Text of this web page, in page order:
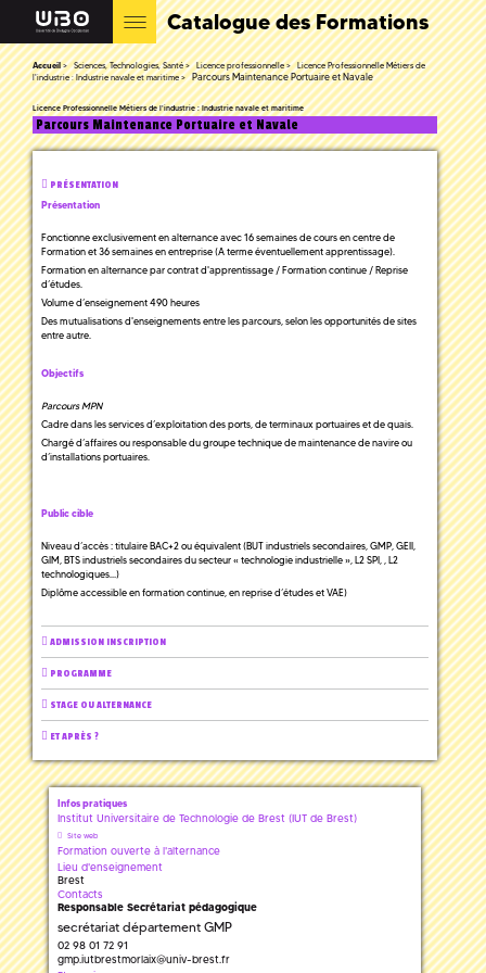
Catalogue des Formations
Accueil Sciences, Technologies, Santé Licence professionnelle
Licence Professionnelle Métiers de
l'industrie : Industrie navale et maritime
Parcours Maintenance Portuaire et Navale
Licence Professionnelle Métiers de l'industrie : Industrie navale et maritime
Parcours Maintenance Portuaire et Navale
PRÉSENTATION
Présentation
Fonctionne exclusivement en alternance avec 16 semaines de cours en centre de
Formation et 36 semaines en entreprise (A terme éventuellement apprentissage).
Formation en alternance par contrat d'apprentissage / Formation continue / Reprise
d’études.
Volume d’enseignement 490 heures
Des mutualisations d'enseignements entre les parcours, selon les opportunités de sites
entre autre.
Objectifs
Parcours MPN
Cadre dans les services d’exploitation des ports, de terminaux portuaires et de quais.
Chargé d’affaires ou responsable du groupe technique de maintenance de navire ou
d’installations portuaires.
Public cible
Niveau d’accès : titulaire BAC+2 ou équivalent (BUT industriels secondaires, GMP, GEII,
GIM, BTS industriels secondaires du secteur « technologie industrielle », L2 SPI, , L2
technologiques…)
Diplôme accessible en formation continue, en reprise d’études et VAE)
ADMISSION INSCRIPTION
PROGRAMME
STAGE OU ALTERNANCE
ET APRÈS ?
Infos pratiques
Institut Universitaire de Technologie de Brest (IUT de Brest)
Site web
Formation ouverte à l'alternance
Lieu d'enseignement
Brest
Contacts
Responsable Secrétariat pédagogique
secrétariat département GMP
02 98 01 72 91
gmp.iutbrestmorlaix@univ-brest.fr